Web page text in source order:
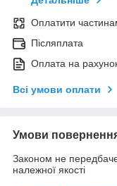
Оплатити
Післяплата
Оплата на
Всі умови оплати
Умови
Законом не
належної якості